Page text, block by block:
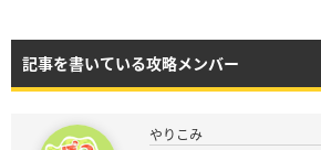
記事を書いている攻略メンバー
やりこみ